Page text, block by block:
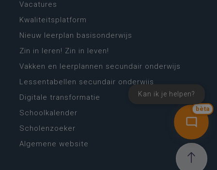
bèta
Kan ik je helpen?
Vacatures
Kwaliteitsplatform
Nieuw leerplan basisonderwijs
Zin in leren! Zin in leven!
Vakken en leerplannen secundair onderwijs
Lessentabellen secundair onderwijs
Digitale transformatie
Schoolkalender
Scholenzoeker
Algemene website